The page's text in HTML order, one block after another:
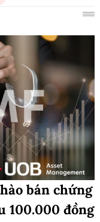
bán chứng
100.000 đồng